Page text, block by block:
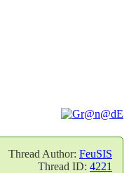
Thread Author: FeuSIS
Thread ID: 4221